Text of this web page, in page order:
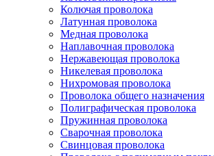
Колючая проволока
Латунная проволока
Медная проволока
Наплавочная проволока
Нержавеющая проволока
Никелевая проволока
Нихромовая проволока
Проволока общего назначения
Полиграфическая проволока
Пружинная проволока
Сварочная проволока
Свинцовая проволока